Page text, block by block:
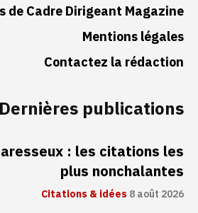
de Cadre Dirigeant Magazine
Mentions légales
Contactez la rédaction
Dernières publications
: les citations les
plus nonchalantes
Citations & idées8 août 2026